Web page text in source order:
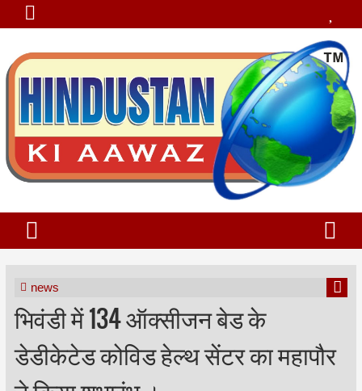
news
भिवंडी में 134 ऑक्सीजन बेड के
डेडीकेटेड कोविड हेल्थ सेंटर का महापौर